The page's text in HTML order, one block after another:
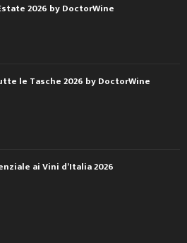
2026 by DoctorWine
le Tasche 2026 by DoctorWine
ai Vini d’Italia 2026